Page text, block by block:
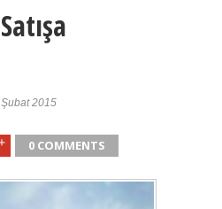
2015
0 COMMENTS